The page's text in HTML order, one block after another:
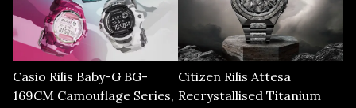
Casio Rilis Baby-G BG-
169CM Camouflage Series,
Citizen Rilis Attesa
Recrystallised Titanium